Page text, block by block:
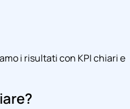
i risultati con KPI chiari e